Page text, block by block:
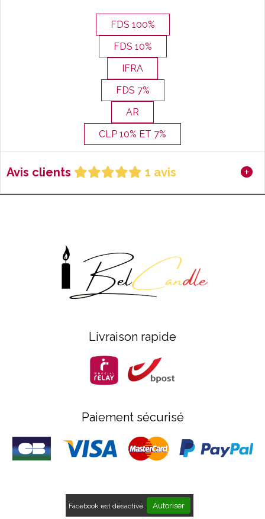
FDS 100%
FDS 10%
IFRA
FDS 7%
AR
CLP 10% ET 7%
Avis clients 1 avis
Livraison rapide
Paiement sécurisé
Facebook est désactivé. Autoriser